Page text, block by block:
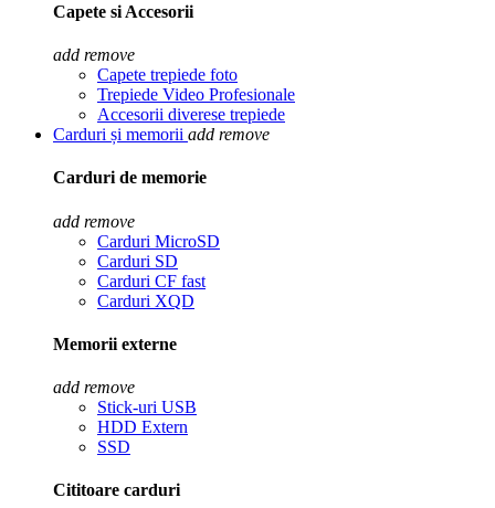
Capete si Accesorii
add remove
Capete trepiede foto
Trepiede Video Profesionale
Accesorii diverese trepiede
Carduri și memorii add remove
Carduri de memorie
add remove
Carduri MicroSD
Carduri SD
Carduri CF fast
Carduri XQD
Memorii externe
add remove
Stick-uri USB
HDD Extern
SSD
Cititoare carduri